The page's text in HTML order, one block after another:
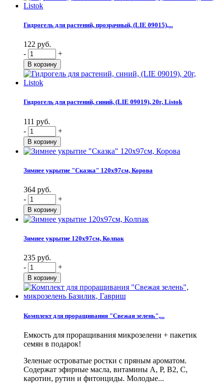
Гидрогель для растений, прозрачный, (LIE 09015),...
122 руб.
-
+
Гидрогель для растений, синий, (LIE 09019), 20г, Listok
111 руб.
-
+
Зимнее укрытие "Сказка" 120х97см, Корова
364 руб.
-
+
Зимнее укрытие 120х97см, Колпак
235 руб.
-
+
Комплект для проращивания "Свежая зелень",...
Емкость для проращивания микрозелени + пакетик
семян в подарок!
Зеленые островатые ростки с пряным ароматом.
Содержат эфирные масла, витамины А, Р, В2, С,
каротин, рутин и фитонциды. Молодые...